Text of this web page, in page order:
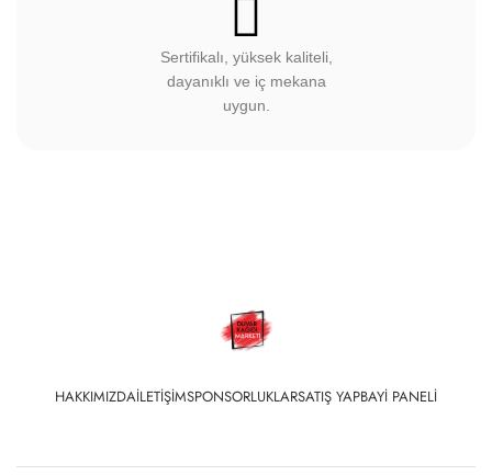
Sertifikalı, yüksek kaliteli,
dayanıklı ve iç mekana
uygun.
HAKKIMIZDAİLETIŞIMSPONSORLUKLARSATIŞ YAPBAYI PANELI